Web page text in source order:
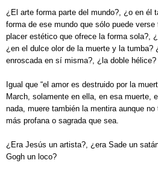
¿El arte forma parte del mundo?, ¿o en él
forma de ese mundo que sólo puede
placer estético que ofrece la forma sola?,
¿en el dulce olor de la muerte y la tumba?
enroscada en sí misma?, ¿la doble hélice?
Igual que “el amor es destruido por la
March, solamente en ella, en esa muerte,
nada, muere también la mentira aunque
más profana o sagrada que sea.
¿Era Jesús un artista?, ¿era Sade un
Gogh un loco?